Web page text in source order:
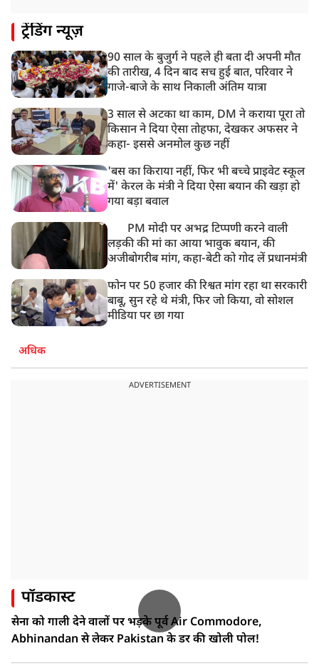
गाज़ियाबाद में मुठभेड़, 3 ड्रग तस्कर गिरफ्तार, 21 किलो गांजा
ट्रेंडिंग न्यूज़
90 साल के बुजुर्ग ने पहले ही बता दी अपनी मौत
की तारीख, 4 दिन बाद सच हुई बात, परिवार ने
गाजे-बाजे के साथ निकाली अंतिम यात्रा
3 साल से अटका था काम, DM ने कराया पूरा तो
किसान ने दिया ऐसा तोहफा, देखकर अफसर ने
कहा- इससे अनमोल कुछ नहीं
'बस का किराया नहीं, फिर भी बच्चे प्राइवेट स्कूल
में' केरल के मंत्री ने दिया ऐसा बयान की खड़ा हो
गया बड़ा बवाल
PM मोदी पर अभद्र टिप्पणी करने वाली
लड़की की मां का आया भावुक बयान, की
अजीबोगरीब मांग, कहा-बेटी को गोद लें प्रधानमंत्री
फोन पर 50 हजार की रिश्वत मांग रहा था सरकारी
बाबू, सुन रहे थे मंत्री, फिर जो किया, वो सोशल
मीडिया पर छा गया
अधिक
ADVERTISEMENT
पॉडकास्ट
सेना को गाली देने वालों पर भड़के पूर्व Air Commodore,
Abhinandan से लेकर Pakistan के डर की खोली पोल!